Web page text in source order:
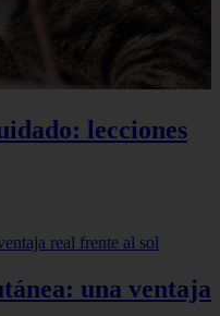
lecciones
una ventaja